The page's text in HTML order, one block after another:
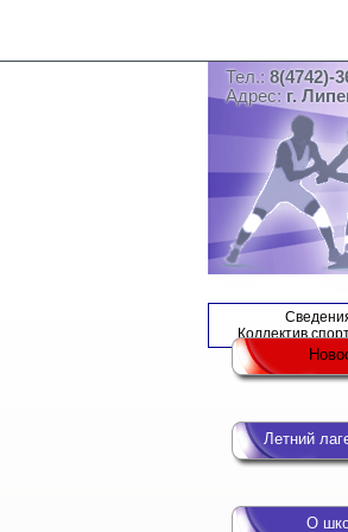
Тел.: 8(4742)-
Адрес: г.
Коллектив
Летний
О